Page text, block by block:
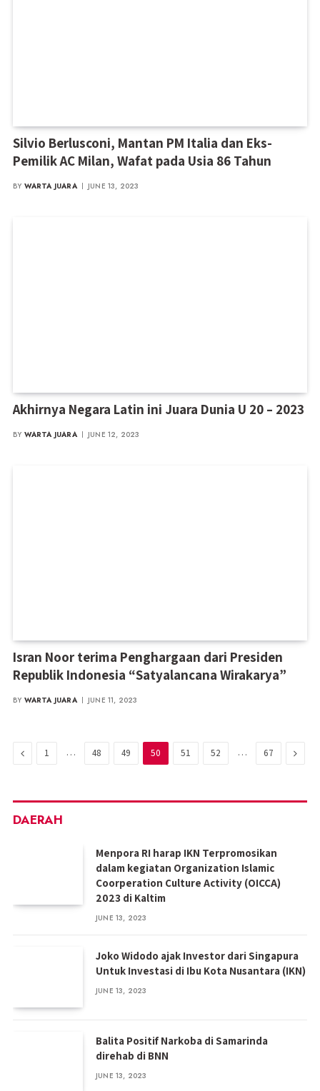
Silvio Berlusconi, Mantan PM Italia dan Eks-
Pemilik AC Milan, Wafat pada Usia 86 Tahun
BY WARTA JUARA JUNE 13, 2023
Akhirnya Negara Latin ini Juara Dunia U 20 – 2023
BY WARTA JUARA JUNE 12, 2023
Isran Noor terima Penghargaan dari Presiden
Republik Indonesia “Satyalancana Wirakarya”
BY WARTA JUARA JUNE 11, 2023
Previous
1 … 48 49 50 51 52 … 67 Next
DAERAH
Menpora RI harap IKN Terpromosikan
dalam kegiatan Organization Islamic
Coorperation Culture Activity (OICCA)
2023 di Kaltim
JUNE 13, 2023
Joko Widodo ajak Investor dari Singapura
Untuk Investasi di Ibu Kota Nusantara (IKN)
JUNE 13, 2023
Balita Positif Narkoba di Samarinda
direhab di BNN
JUNE 13, 2023